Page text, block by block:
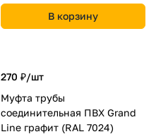
В корзину
270 ₽/шт
Муфта трубы
соединительная ПВХ Grand
Line графит (RAL 7024)